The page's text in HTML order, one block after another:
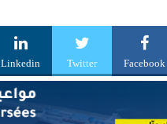
Facebook
Twitter
Linkedin